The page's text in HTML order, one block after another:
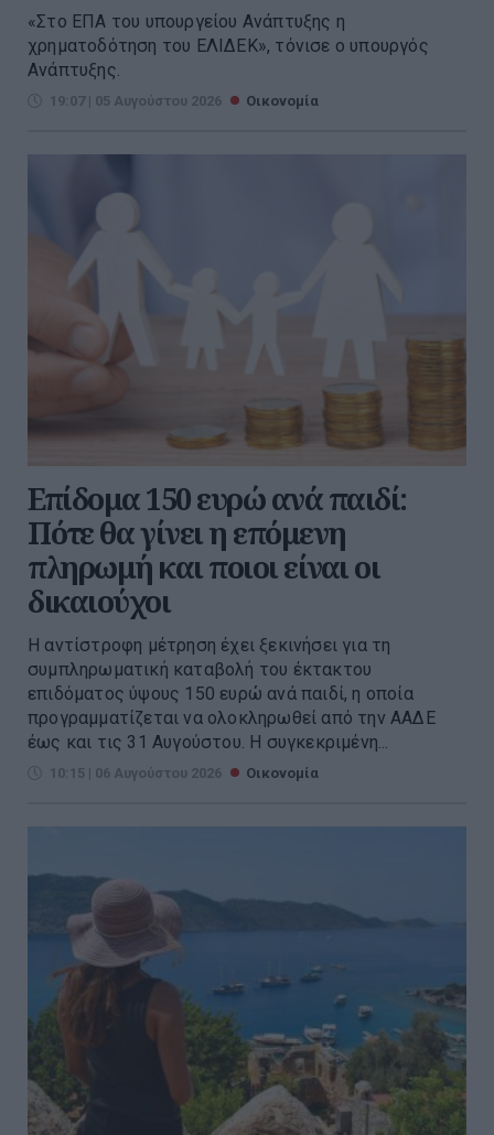
«Στο ΕΠΑ του υπουργείου Ανάπτυξης η
χρηματοδότηση του ΕΛΙΔΕΚ», τόνισε ο υπουργός
Ανάπτυξης.
19:07 | 05 Αυγούστου 2026 Οικονομία
Επίδομα 150 ευρώ ανά παιδί:
Πότε θα γίνει η επόμενη
πληρωμή και ποιοι είναι οι
δικαιούχοι
Η αντίστροφη μέτρηση έχει ξεκινήσει για τη
συμπληρωματική καταβολή του έκτακτου
επιδόματος ύψους 150 ευρώ ανά παιδί, η οποία
προγραμματίζεται να ολοκληρωθεί από την ΑΑΔΕ
έως και τις 31 Αυγούστου. Η συγκεκριμένη...
10:15 | 06 Αυγούστου 2026 Οικονομία